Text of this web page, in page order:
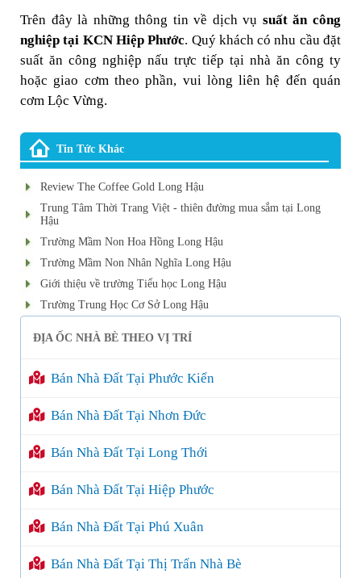
Trên đây là những thông tin về dịch vụ suất ăn công
nghiệp tại KCN Hiệp Phước. Quý khách có nhu cầu đặt
suất ăn công nghiệp nấu trực tiếp tại nhà ăn công ty
hoặc giao cơm theo phần, vui lòng liên hệ đến quán
cơm Lộc Vừng.
Tin Tức Khác
Review The Coffee Gold Long Hậu
Trung Tâm Thời Trang Việt - thiên đường mua sắm tại Long
Hậu
Trường Mầm Non Hoa Hồng Long Hậu
Trường Mầm Non Nhân Nghĩa Long Hậu
Giới thiệu về trường Tiểu học Long Hậu
Trường Trung Học Cơ Sở Long Hậu
ĐỊA ỐC NHÀ BÈ THEO VỊ TRÍ
Bán Nhà Đất Tại Phước Kiển
Bán Nhà Đất Tại Nhơn Đức
Bán Nhà Đất Tại Long Thới
Bán Nhà Đất Tại Hiệp Phước
Bán Nhà Đất Tại Phú Xuân
Bán Nhà Đất Tại Thị Trấn Nhà Bè